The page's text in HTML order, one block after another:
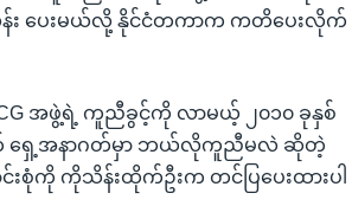
န်း ပေးမယ်လို့ နိုင်ငံတကာက ကတိပေးလိုက်
အဖွဲ့ရဲ့ ကူညီခွင့်ကို လာမယ့် ၂၀၁၀ ခုနှစ်
က် ရှေ့အနာဂတ်မှာ ဘယ်လိုကူညီမလဲ ဆိုတဲ့
စုံကို ကိုသိန်းထိုက်ဦးက တင်ပြပေးထားပါ